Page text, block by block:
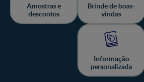
Amostras e
descontos
Brinde de boas-
vindas
Informação
personalizada